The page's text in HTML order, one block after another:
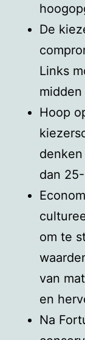
De
Links
Hoop
dan
om te
van
en
Na